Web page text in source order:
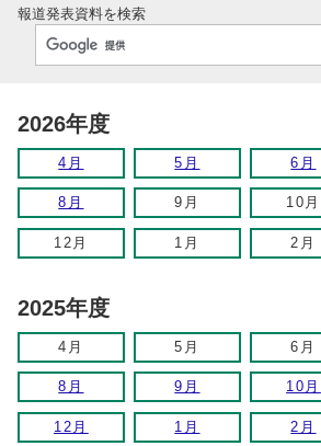
報道発表資料を検索
2026年度
4月 5月 6月
8月 9月 10月
12月 1月 2月
2025年度
4月 5月 6月
8月 9月 10月
12月 1月 2月